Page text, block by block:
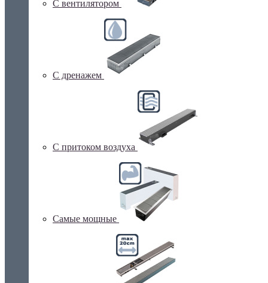
С вентилятором
С дренажем
С притоком воздуха
Самые мощные